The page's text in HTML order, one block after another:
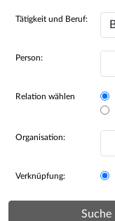
Tätigkeit und Beruf:
Person:
Relation wählen
Organisation:
Verknüpfung:
Suche